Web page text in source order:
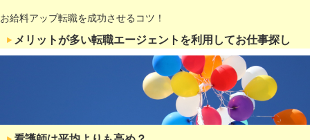
お給料アップ転職を成功させるコツ！
メリットが多い転職エージェントを利用してお仕事探し